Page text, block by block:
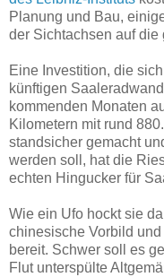
Planung und Bau,
der Sichtachsen auf die
Eine Investition, die
künftigen
kommenden Monaten
Kilometern mit rund
standsicher gemacht
werden soll, hat die
echten Hingucker für
Wie ein Ufo hockt sie
chinesische Vorbild
bereit. Schwer soll es
Flut unterspülte